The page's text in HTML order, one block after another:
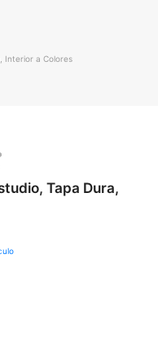
Interior a Colores
Tapa Dura,